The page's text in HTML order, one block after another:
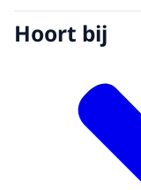
Hoort bij